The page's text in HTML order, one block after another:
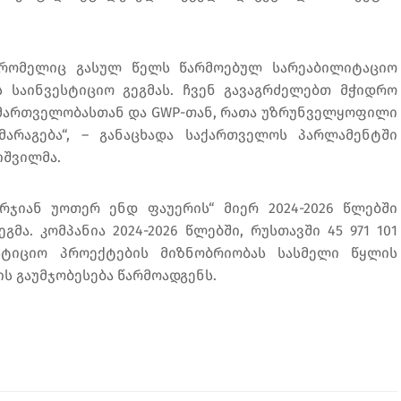
რომელიც გასულ წელს წარმოებულ სარეაბილიტაციო
საინვესტიციო გეგმას. ჩვენ გავაგრძელებთ მჭიდრო
და GWP-თან, რათა უზრუნველყოფილი
– განაცხადა საქართველოს პარლამენტში
უოთერ ენდ ფაუერის“ მიერ 2024-2026 წლებში
კომპანია 2024-2026 წლებში, რუსთავში 45 971 101
პროექტების მიზნობრიობას სასმელი წყლის
გაუმჯობესება წარმოადგენს.